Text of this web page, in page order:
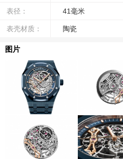
表径： 41毫米
表壳材质： 陶瓷
图片